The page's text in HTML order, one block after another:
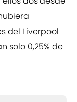
del Liverpool
solo 0,25% de